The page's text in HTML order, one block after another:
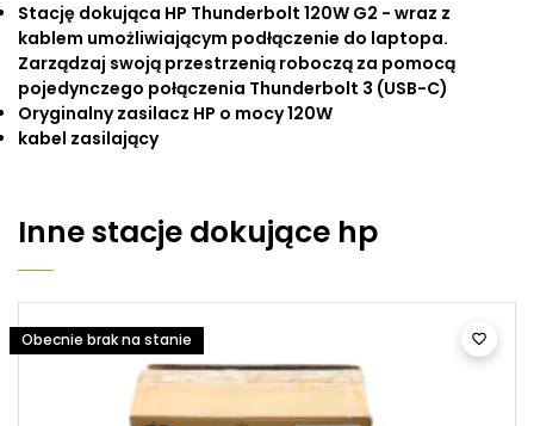
Stację dokująca HP Thunderbolt 120W G2 - wraz z
kablem umożliwiającym podłączenie do laptopa.
Zarządzaj swoją przestrzenią roboczą za pomocą
pojedynczego połączenia Thunderbolt 3 (USB-C)
Oryginalny zasilacz HP o mocy 120W
kabel zasilający
Innestacje dokujące hp

Obecnie brak na stanie